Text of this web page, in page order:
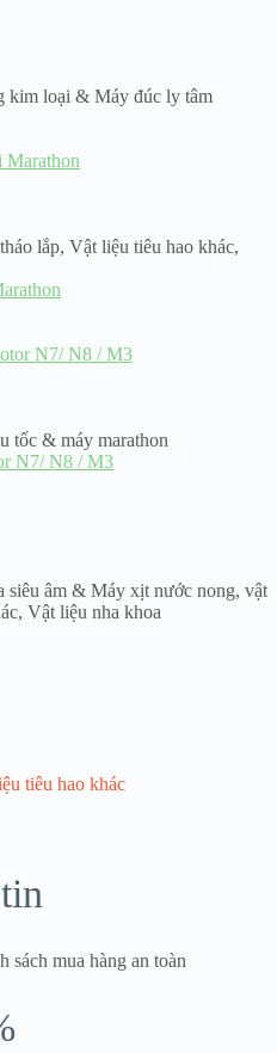
kim loại & Máy đúc ly tâm
₫
lắp, Vật liệu tiêu hao khác,
tốc & máy marathon
N7/ N8 / M3
siêu âm & Máy xịt nước nong, vật
, Vật liệu nha khoa
tiêu hao khác
sách mua hàng an toàn